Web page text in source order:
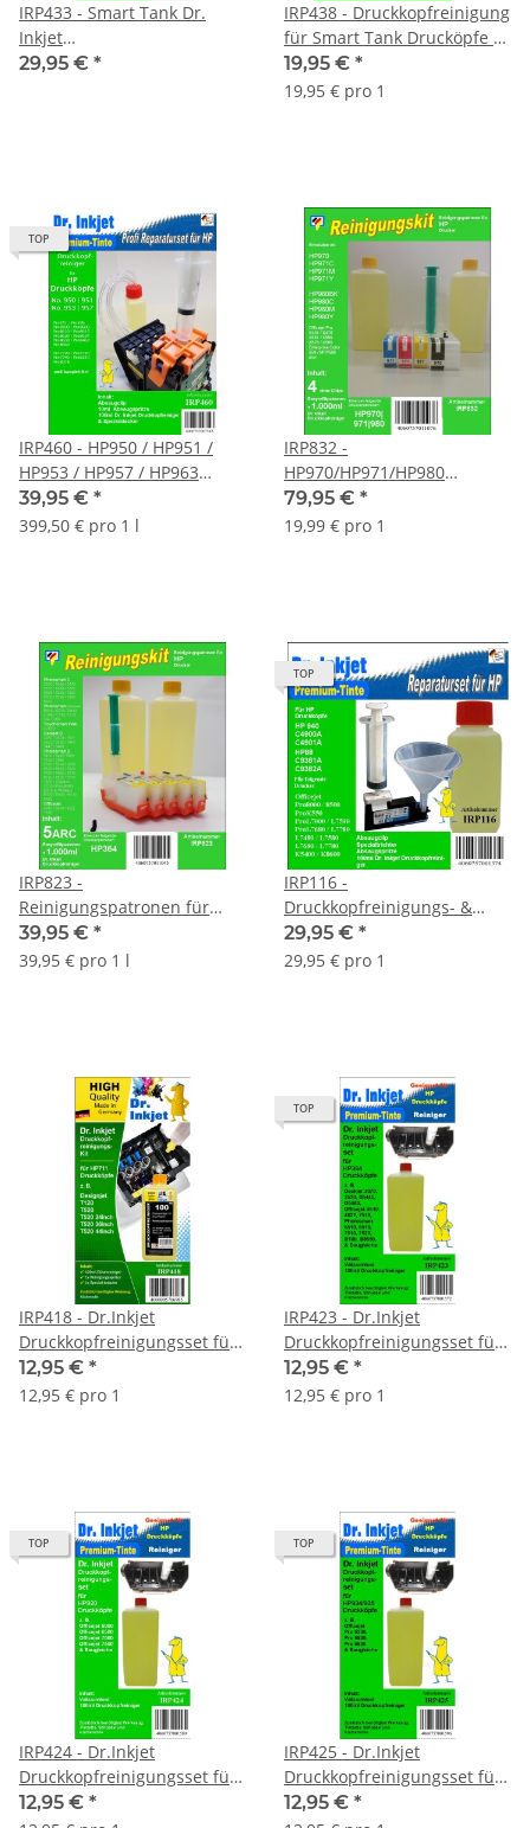
IRP433 - Smart Tank Dr.
Inkjet
Druckkopfreinigungsset
29,95 € *
IRP438 - Druckkopfreinigung
für Smart Tank Drucköpfe -
6ZA11AE | 6ZA17AE |
6ZA18AE
19,95 € *
19,95 € pro 1
TOP
IRP460 - HP950 / HP951 /
HP953 / HP957 / HP963
professionelles
Druckkopfreiniger Kit
39,95 € *
399,50 € pro 1 l
IRP832 -
HP970/HP971/HP980
Druckkopfreinigungspatronen
inkl. 1.000 ml Dr. Inkjet
79,95 € *
19,99 € pro 1
IRP823 -
Reinigungspatronen für
HP364 + 1Liter
Druckkopfreiniger
39,95 € *
39,95 € pro 1 l
TOP
IRP116 -
Druckkopfreinigungs- &
Reparaturset für HP940 &
HP88 Druckköpfe
29,95 € *
29,95 € pro 1
IRP418 - Dr.Inkjet
Druckkopfreinigungsset für
die HP Designjets T120 +
T520 Serien - HP711 -
12,95 € *
12,95 € pro 1
TOP
IRP423 - Dr.Inkjet
Druckkopfreinigungsset für
HP Drucker mit den HP364
Druckerpatronen oder
12,95 € *
12,95 € pro 1
TOP
IRP424 - Dr.Inkjet
Druckkopfreinigungsset für
HP Drucker mit den HP920
12,95 € *
TOP
IRP425 - Dr.Inkjet
Druckkopfreinigungsset für
HP Drucker mit den HP934 +
12,95 € *